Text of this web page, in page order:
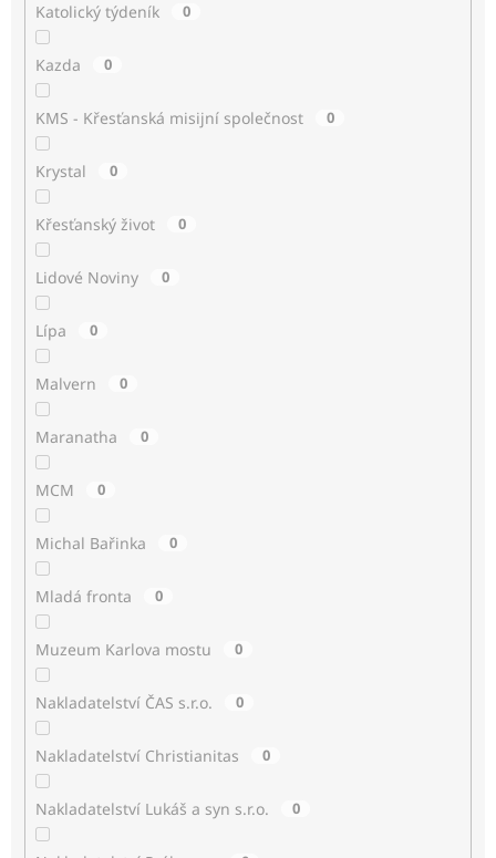
Katolický týdeník 0
Kazda 0
KMS - Křesťanská misijní společnost 0
Krystal 0
Křesťanský život 0
Lidové Noviny 0
Lípa 0
Malvern 0
Maranatha 0
MCM 0
Michal Bařinka 0
Mladá fronta 0
Muzeum Karlova mostu 0
Nakladatelství ČAS s.r.o. 0
Nakladatelství Christianitas 0
Nakladatelství Lukáš a syn s.r.o. 0